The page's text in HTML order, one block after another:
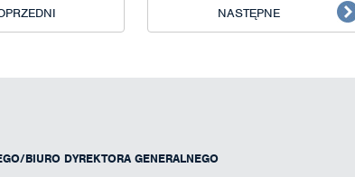
NASTĘPNE
BIURO DYREKTORA GENERALNEGO